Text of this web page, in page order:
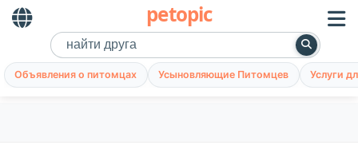
petopic
Объявления о питомцах Усыновляющие Питомцев Услуги